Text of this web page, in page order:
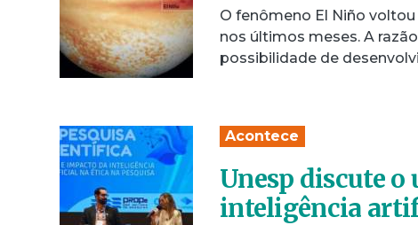
O fenômeno El Niño
nos últimos meses. A
possibilidade de
Acontece
Unesp discute o
inteligência